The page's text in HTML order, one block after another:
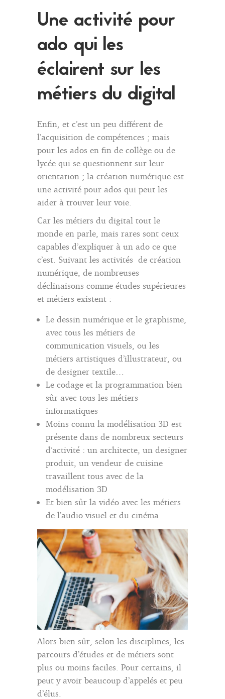
Une activité pour
ado qui les
éclairent sur les
métiers du digital
Enfin, et c’est un peu différent de
l’acquisition de compétences ; mais
pour les ados en fin de collège ou de
lycée qui se questionnent sur leur
orientation ; la création numérique est
une activité pour ados qui peut les
aider à trouver leur voie.
Car les métiers du digital tout le
monde en parle, mais rares sont ceux
capables d’expliquer à un ado ce que
c’est. Suivant les activités de création
numérique, de nombreuses
déclinaisons comme études supérieures
et métiers existent :
Le dessin numérique et le graphisme,
avec tous les métiers de
communication visuels, ou les
métiers artistiques d’illustrateur, ou
de designer textile…
Le codage et la programmation bien
sûr avec tous les métiers
informatiques
Moins connu la modélisation 3D est
présente dans de nombreux secteurs
d’activité : un architecte, un designer
produit, un vendeur de cuisine
travaillent tous avec de la
modélisation 3D
Et bien sûr la vidéo avec les métiers
de l’audio visuel et du cinéma
Alors bien sûr, selon les disciplines, les
parcours d’études et de métiers sont
plus ou moins faciles. Pour certains, il
peut y avoir beaucoup d’appelés et peu
d’élus.